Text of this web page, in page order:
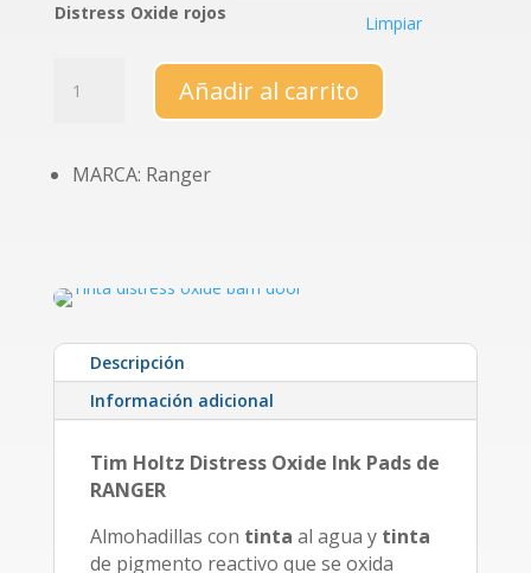
Distress Oxide rojos Limpiar
Distress
de
Añadir al carrito
MARCA: Ranger
Descripción
Información adicional
Tim Holtz Distress Oxide Ink Pads de
RANGER
Almohadillas con tinta al agua y tinta
de pigmento reactivo que se oxida